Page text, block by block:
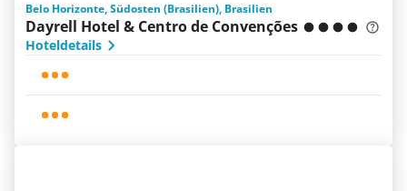
Belo Horizonte, Südosten (Brasilien), Brasilien
Dayrell Hotel & Centro de Convenções
Hoteldetails